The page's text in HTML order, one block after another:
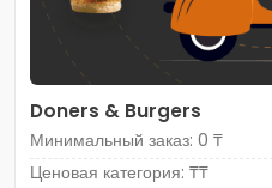
Doners & Burgers
Минимальный заказ: 0 ₸
Ценовая категория: ₸₸